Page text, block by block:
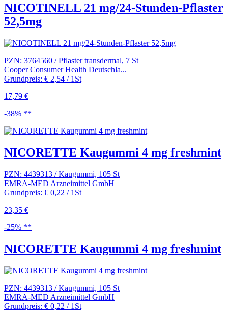
NICOTINELL 21 mg/24-Stunden-Pflaster
52,5mg
PZN: 3764560 / Pflaster transdermal, 7 St
Cooper Consumer Health Deutschla...
Grundpreis: € 2,54 / 1St
17,79 €
-38% **
NICORETTE Kaugummi 4 mg freshmint
PZN: 4439313 / Kaugummi, 105 St
EMRA-MED Arzneimittel GmbH
Grundpreis: € 0,22 / 1St
23,35 €
-25% **
NICORETTE Kaugummi 4 mg freshmint
PZN: 4439313 / Kaugummi, 105 St
EMRA-MED Arzneimittel GmbH
Grundpreis: € 0,22 / 1St